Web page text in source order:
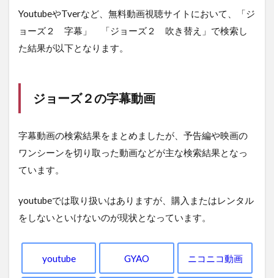
YoutubeやTverなど、無料動画視聴サイトにおいて、「ジ
ョーズ２ 字幕」 「ジョーズ２ 吹き替え」で検索し
た結果が以下となります。
ジョーズ２の字幕動画
字幕動画の検索結果をまとめましたが、予告編や映画の
ワンシーンを切り取った動画などが主な検索結果となっ
ています。
youtubeでは取り扱いはありますが、購入またはレンタル
をしないといけないのが現状となっています。
youtube GYAO ニコニコ動画